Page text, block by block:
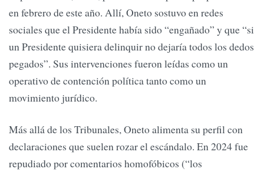
en febrero de este año. Allí, Oneto sostuvo en redes
sociales que el Presidente había sido “engañado” y que “si
un Presidente quisiera delinquir no dejaría todos los dedos
pegados”. Sus intervenciones fueron leídas como un
operativo de contención política tanto como un
movimiento jurídico.
Más allá de los Tribunales, Oneto alimenta su perfil con
declaraciones que suelen rozar el escándalo. En 2024 fue
repudiado por comentarios homofóbicos (“los